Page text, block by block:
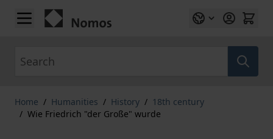
Skip to Content
Home / Humanities / History / 18th century
/ Wie Friedrich "der Große" wurde